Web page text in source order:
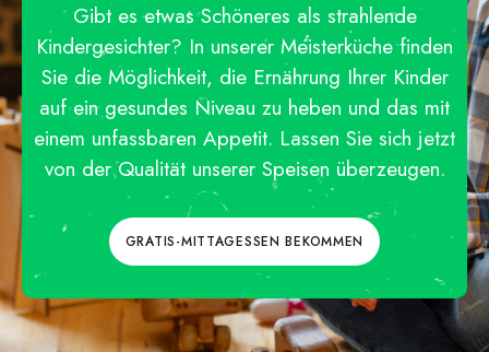
Gibt es etwas Schöneres als strahlende
Kindergesichter? In unserer Meisterküche finden
Sie die Möglichkeit, die Ernährung Ihrer Kinder
auf ein gesundes Niveau zu heben und das mit
einem unfassbaren Appetit. Lassen Sie sich jetzt
von der Qualität unserer Speisen überzeugen.
GRATIS-MITTAGESSEN BEKOMMEN